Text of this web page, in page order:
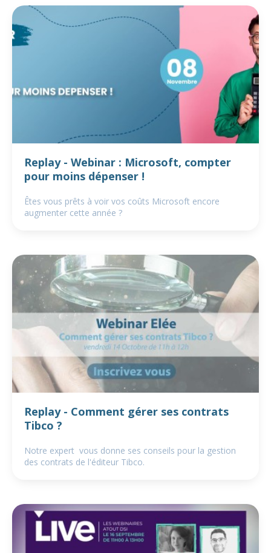
Replay - Webinar : Microsoft, compter
pour moins dépenser !
Êtes vous prêts à voir vos coûts Microsoft encore
augmenter cette année ?
Replay - Comment gérer ses contrats
Tibco ?
Notre expert vous donne ses conseils pour la gestion
des contrats de l'éditeur Tibco.